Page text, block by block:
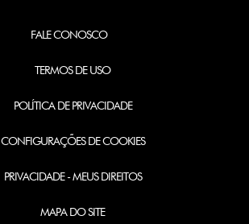
FALE CONOSCO
TERMOS DE USO
POLÍTICA DE PRIVACIDADE
CONFIGURAÇÕES DE COOKIES
PRIVACIDADE - MEUS DIREITOS
MAPA DO SITE